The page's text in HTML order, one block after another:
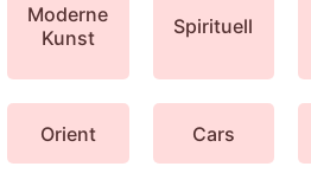
Moderne
Kunst
Spirituell
Orient Cars